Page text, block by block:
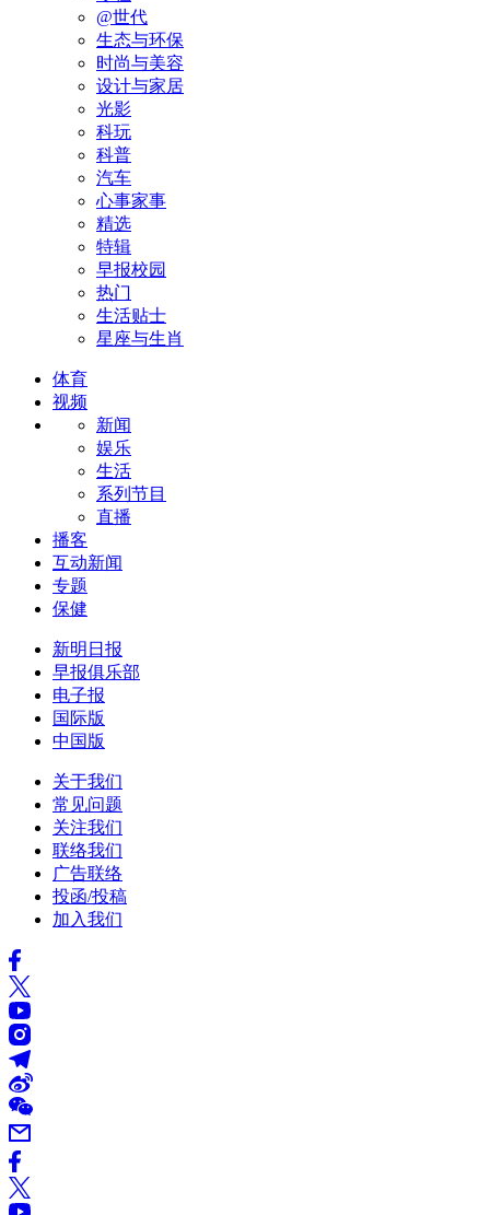
@世代
生态与环保
时尚与美容
设计与家居
光影
科玩
科普
汽车
心事家事
精选
特辑
早报校园
热门
生活贴士
星座与生肖
体育
视频
新闻
娱乐
生活
系列节目
直播
播客
互动新闻
专题
保健
新明日报
早报俱乐部
电子报
国际版
中国版
关于我们
常见问题
关注我们
联络我们
广告联络
投函/投稿
加入我们